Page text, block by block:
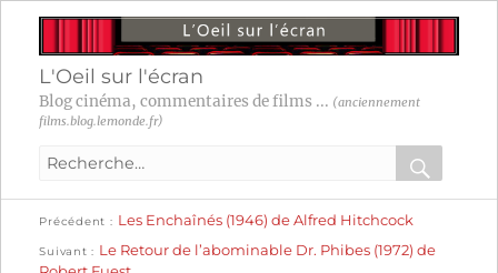
L'Oeil sur l'écran
Blog cinéma, commentaires de films ... (anciennement
films.blog.lemonde.fr)
Recherche
:
OK
Navigation
Précédent
précédente :
Les Enchaînés (1946) de Alfred Hitchcock
Suivant
suivante :
Le Retour de l’abominable Dr. Phibes (1972) de